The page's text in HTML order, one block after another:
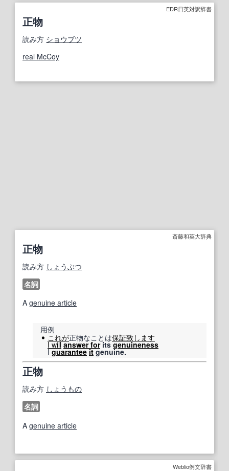
EDR日英対訳辞書
正物
読み方 ショウブツ
real McCoy
斎藤和英大辞典
正物
読み方 しょうぶつ
名詞
A genuine article
用例
これが正物なことは保証致します
I will answer foritsgenuineness
Iguarantee itgenuine.
正物
読み方 しょうもの
名詞
A genuine article
Weblio例文辞書